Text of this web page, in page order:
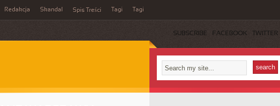
Redakcja Skandal Spis Treści Tagi Tagi
SUBSCRIBE FACEBOOK TWITTER